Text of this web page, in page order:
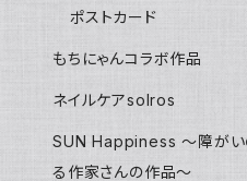
ポストカード
もちにゃんコラボ作品
ネイルケアsolros
SUN Happiness ～障がい
る作家さんの作品～